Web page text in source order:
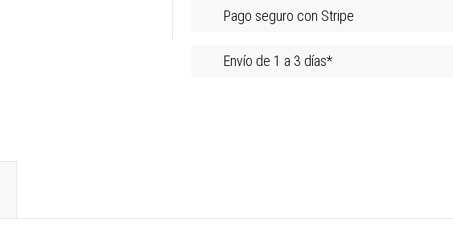
Pago seguro con Stripe
Envío de 1 a 3 días*